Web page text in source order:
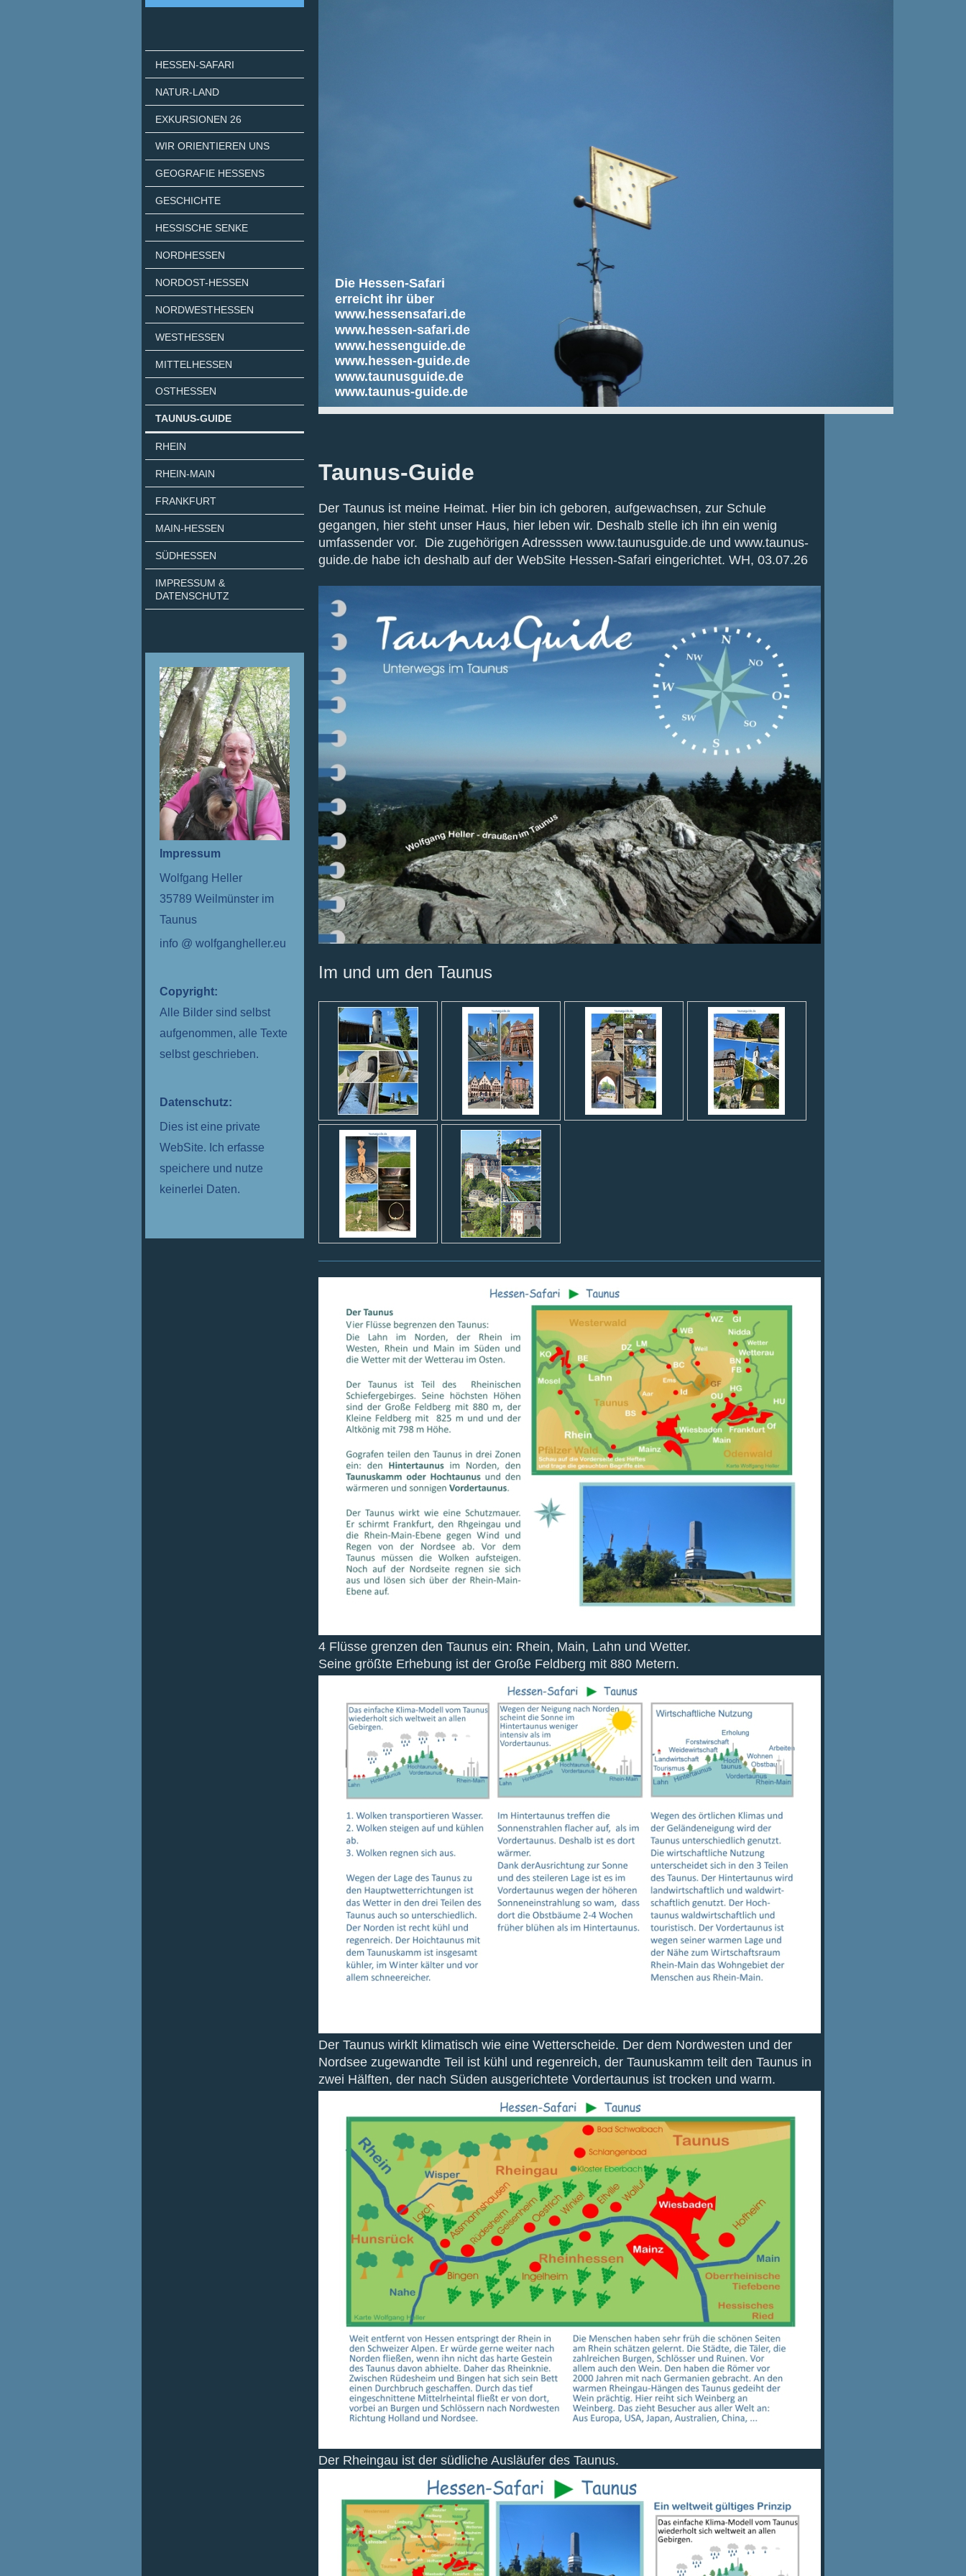
HESSEN-SAFARI
NATUR-LAND
EXKURSIONEN 26
WIR ORIENTIEREN UNS
GEOGRAFIE HESSENS
GESCHICHTE
HESSISCHE SENKE
NORDHESSEN
NORDOST-HESSEN
NORDWESTHESSEN
WESTHESSEN
MITTELHESSEN
OSTHESSEN
TAUNUS-GUIDE
RHEIN
RHEIN-MAIN
FRANKFURT
MAIN-HESSEN
SÜDHESSEN
IMPRESSUM &
DATENSCHUTZ
Impressum
Wolfgang Heller
35789 Weilmünster im
Taunus
info @ wolfgangheller.eu
Copyright:
Alle Bilder sind selbst
aufgenommen, alle Texte
selbst geschrieben.
Datenschutz:
Dies ist eine private
WebSite. Ich erfasse
speichere und nutze
keinerlei Daten.
Die Hessen-Safari
erreicht ihr über
www.hessensafari.de
www.hessen-safari.de
www.hessenguide.de
www.hessen-guide.de
www.taunusguide.de
www.taunus-guide.de
Taunus-Guide
Der Taunus ist meine Heimat. Hier bin ich geboren, aufgewachsen, zur Schule
gegangen, hier steht unser Haus, hier leben wir. Deshalb stelle ich ihn ein wenig
umfassender vor. Die zugehörigen Adresssen www.taunusguide.de und www.taunus-
guide.de habe ich deshalb auf der WebSite Hessen-Safari eingerichtet. WH, 03.07.26
Im und um den Taunus
4 Flüsse grenzen den Taunus ein: Rhein, Main, Lahn und Wetter.
Seine größte Erhebung ist der Große Feldberg mit 880 Metern.
Der Taunus wirklt klimatisch wie eine Wetterscheide. Der dem Nordwesten und der
Nordsee zugewandte Teil ist kühl und regenreich, der Taunuskamm teilt den Taunus in
zwei Hälften, der nach Süden ausgerichtete Vordertaunus ist trocken und warm.
Der Rheingau ist der südliche Ausläufer des Taunus.